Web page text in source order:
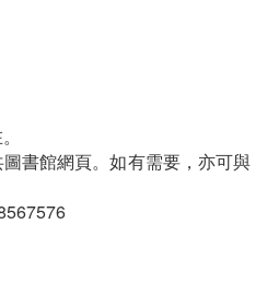
書館網頁。如有需要，亦可與